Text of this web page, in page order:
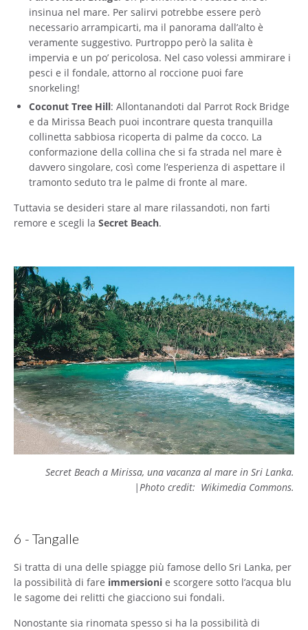
insinua nel mare. Per salirvi potrebbe essere però
necessario arrampicarti, ma il panorama dall’alto è
veramente suggestivo. Purtroppo però la salita è
impervia e un po’ pericolosa. Nel caso volessi ammirare i
pesci e il fondale, attorno al roccione puoi fare
snorkeling!
Coconut Tree Hill: Allontanandoti dal Parrot Rock Bridge
e da Mirissa Beach puoi incontrare questa tranquilla
collinetta sabbiosa ricoperta di palme da cocco. La
conformazione della collina che si fa strada nel mare è
davvero singolare, così come l’esperienza di aspettare il
tramonto seduto tra le palme di fronte al mare.
Tuttavia se desideri stare al mare rilassandoti, non farti
remore e scegli la Secret Beach.
Secret Beach a Mirissa, una vacanza al mare in Sri Lanka.
|Photo credit: Wikimedia Commons.
6 - Tangalle
Si tratta di una delle spiagge più famose dello Sri Lanka, per
la possibilità di fare immersioni e scorgere sotto l’acqua blu
le sagome dei relitti che giacciono sui fondali.
Nonostante sia rinomata spesso si ha la possibilità di